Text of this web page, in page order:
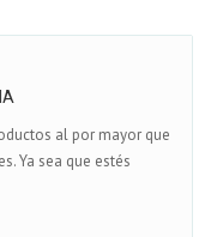
al por mayor que
Ya sea que estés